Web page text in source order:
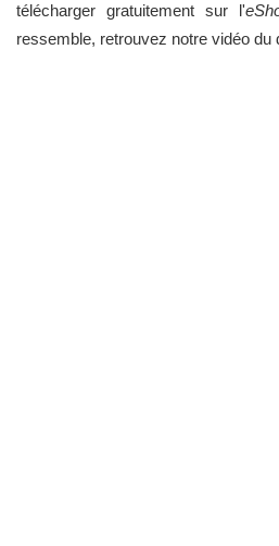
télécharger gratuitement sur l'
ressemble, retrouvez notre vidéo du